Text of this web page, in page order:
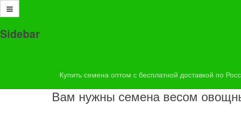
Sidebar
Купить семена оптом с бесплатной доставкой по
Купить семена цветов и овощных
Вам нужны семена весом